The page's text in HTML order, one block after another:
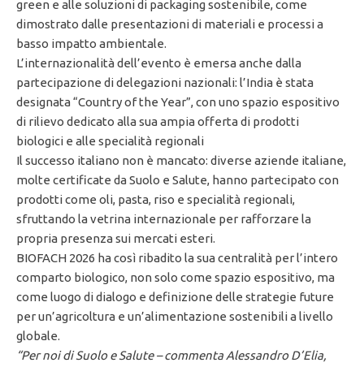
green e alle soluzioni di packaging sostenibile, come
dimostrato dalle presentazioni di materiali e processi a
basso impatto ambientale.
L’internazionalità dell’evento è emersa anche dalla
partecipazione di delegazioni nazionali: l’India è stata
designata “Country of the Year”, con uno spazio espositivo
di rilievo dedicato alla sua ampia offerta di prodotti
biologici e alle specialità regionali
Il successo italiano non è mancato: diverse aziende italiane,
molte certificate da Suolo e Salute, hanno partecipato con
prodotti come oli, pasta, riso e specialità regionali,
sfruttando la vetrina internazionale per rafforzare la
propria presenza sui mercati esteri.
BIOFACH 2026 ha così ribadito la sua centralità per l’intero
comparto biologico, non solo come spazio espositivo, ma
come luogo di dialogo e definizione delle strategie future
per un’agricoltura e un’alimentazione sostenibili a livello
globale.
“Per noi di Suolo e Salute – commenta Alessandro D’Elia,